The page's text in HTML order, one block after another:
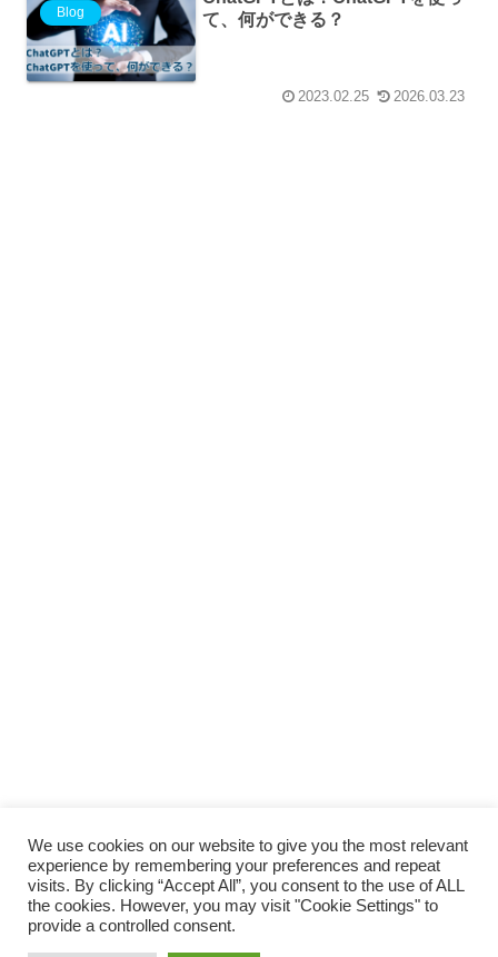
Blog
て、何ができる？
2023.02.25 2026.03.23
ホーム
当サイトについて（About Us）
プライバシーポリシー
We use cookies on our website to give you the most relevant
experience by remembering your preferences and repeat
visits. By clicking “Accept All”, you consent to the use of ALL
the cookies. However, you may visit "Cookie Settings" to
provide a controlled consent.